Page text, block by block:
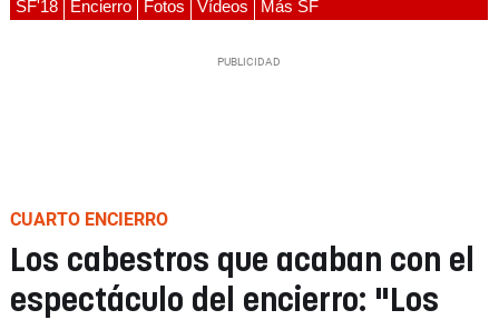
SF'18 Encierro Fotos Vídeos Más SF
CUARTO ENCIERRO
Los cabestros que acaban con el
espectáculo del encierro: "Los